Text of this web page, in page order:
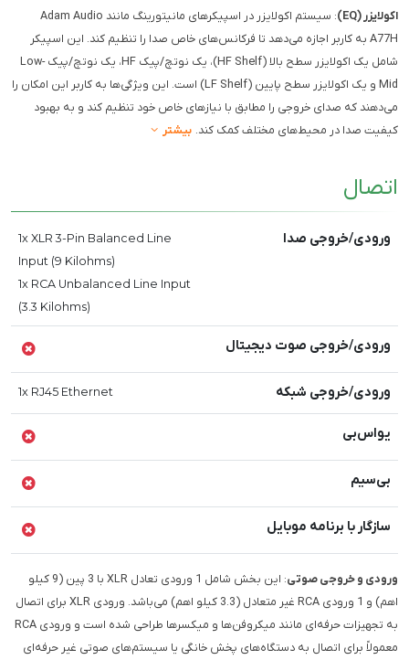
اکولایزر (EQ)
: سیستم اکولایزر در اسپیکرهای مانیتورینگ مانند Adam Audio
A77H به کاربر اجازه می‌دهد تا فرکانس‌های خاص صدا را تنظیم کند. این اسپیکر
شامل یک اکولایزر سطح بالا (HF Shelf)، یک نوتچ/پیک HF، یک نوتچ/پیک Low-
Mid و یک اکولایزر سطح پایین (LF Shelf) است. این ویژگی‌ها به کاربر این امکان را
می‌دهند که صدای خروجی را مطابق با نیازهای خاص خود تنظیم کند و به بهبود
کیفیت صدا در محیط‌های مختلف کمک کند. بیشتر
اتصال
ورودی/خروجی صدا
1x XLR 3-Pin Balanced Line
Input (9 Kilohms)
1x RCA Unbalanced Line Input
(3.3 Kilohms)
ورودی/خروجی صوت دیجیتال
ورودی/خروجی شبکه 1x RJ45 Ethernet
یو‌اس‌بی
بی‌سیم
سازگار با برنامه موبایل
ورودی و خروجی صوتی
: این بخش شامل 1 ورودی تعادل XLR با 3 پین (9 کیلو
اهم) و 1 ورودی RCA غیر متعادل (3.3 کیلو اهم) می‌باشد. ورودی XLR برای اتصال
به تجهیزات حرفه‌ای مانند میکروفن‌ها و میکسرها طراحی شده است و ورودی RCA
معمولاً برای اتصال به دستگاه‌های پخش خانگی یا سیستم‌های صوتی غیر حرفه‌ای